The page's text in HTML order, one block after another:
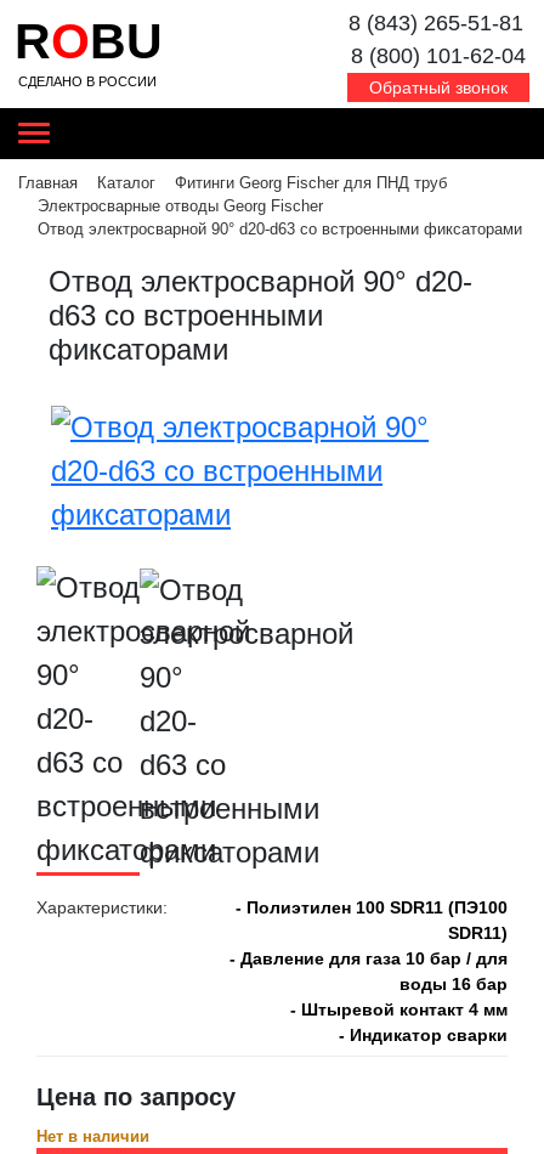
ROBU
СДЕЛАНО В РОССИИ
8 (843) 265-51-81
8 (800) 101-62-04
Обратный звонок
Главная Каталог
Фитинги Georg Fischer для ПНД труб
Электросварные отводы Georg Fischer
Отвод электросварной 90° d20-d63 со встроенными фиксаторами
Отвод электросварной 90° d20-
d63 со встроенными
фиксаторами
Характеристики:
- Полиэтилен 100 SDR11 (ПЭ100
SDR11)
- Давление для газа 10 бар / для
воды 16 бар
- Штыревой контакт 4 мм
- Индикатор сварки
Цена по запросу
Нет в наличии